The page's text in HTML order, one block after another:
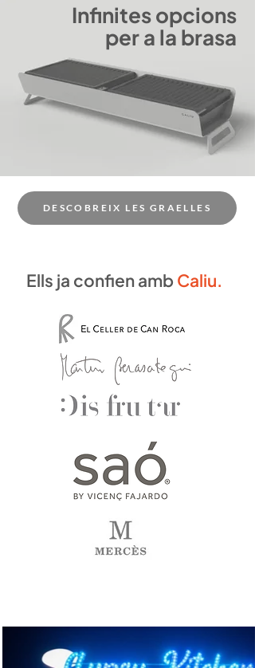
Infinites opcions
per a la brasa
DESCOBREIX LES GRAELLES
Ells ja confien amb Caliu.